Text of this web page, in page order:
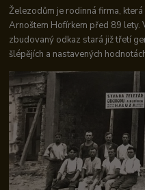
Železodům je rodinná firma,
Arnoštem Hofírkem před 89 lety.
zbudovaný odkaz stará již třetí
šlépějích a nastavených